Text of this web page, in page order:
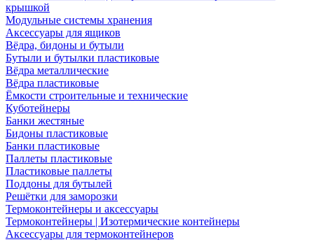
крышкой
Модульные системы хранения
Аксессуары для ящиков
Вёдра, бидоны и бутыли
Бутыли и бутылки пластиковые
Вёдра металлические
Вёдра пластиковые
Ёмкости строительные и технические
Куботейнеры
Банки жестяные
Бидоны пластиковые
Банки пластиковые
Паллеты пластиковые
Пластиковые паллеты
Поддоны для бутылей
Решётки для заморозки
Термоконтейнеры и аксессуары
Термоконтейнеры | Изотермические контейнеры
Аксессуары для термоконтейнеров